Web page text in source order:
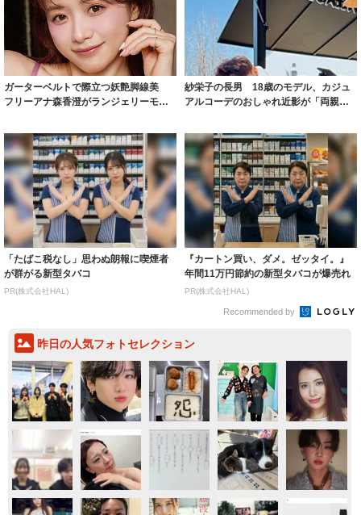
ガーターベルトで際立つ妖艶脚線美
フリーアナ森香澄がランジェリーモデ
紗栄子の長男 18歳のモデル、カジュ
アルコーデのおしゃれ近影が「両親の
「たばこ税なし」思わぬ朗報に喫煙者
が群がる新型タバコ
PR(株式会社HAL)
『カートン買い、ダメ。ゼッタイ。』
年間11万円節約の新型タバコが爆売れ
PR(株式会社HAL)
Recommended by
昨日の人気フォトセレクション